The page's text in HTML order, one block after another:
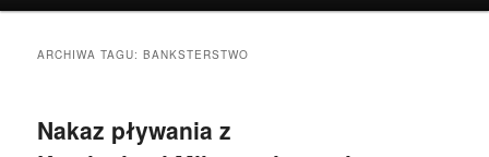
ARCHIWA TAGU:BANKSTERSTWO
Nakaz pływania z